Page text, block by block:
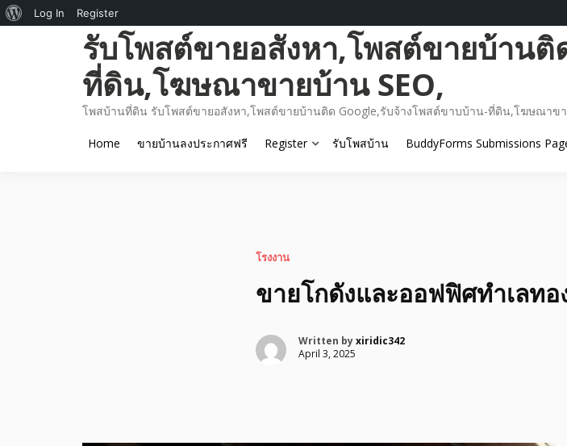
รับโพสต์ขายอสังหา,โพสต์ขายบ้าน
ที่ดิน,โฆษณาขายบ้าน SEO,
โพสบ้านที่ดิน รับโพสต์ขายอสังหา,โพสต์ขายบ้านติด Google,รับจ้างโพสต์ขาบบ้าน-ที่ดิน,โฆษณาขา
Home ขายบ้านลงประกาศฟรี Register รับโพสบ้าน BuddyForms Submissions
โรงงาน
ขายโกดังและออฟฟิศทำเลทอ
Written byxiridic342
April 3, 2025
About
Log In Register